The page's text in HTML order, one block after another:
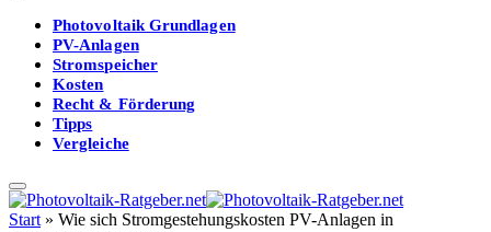
Photovoltaik Grundlagen
PV-Anlagen
Stromspeicher
Kosten
Recht & Förderung
Tipps
Vergleiche
Start » Wie sich Stromgestehungskosten PV-Anlagen in